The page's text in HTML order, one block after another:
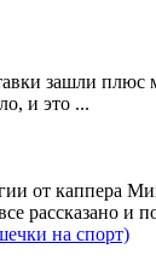
зашли плюс
и это ...
от каппера
рассказано и
на спорт)